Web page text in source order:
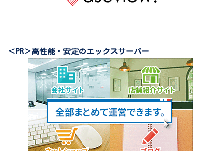
＜PR＞高性能・安定のエックスサーバー